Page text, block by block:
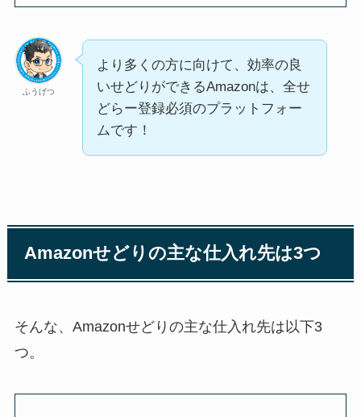
ふうげつ
より多くの方に向けて、効率の良
いせどりができるAmazonは、全せ
どらー登録必須のプラットフォー
ムです！
Amazonせどりの主な仕入れ先は3つ
そんな、Amazonせどりの主な仕入れ先は以下3
つ。